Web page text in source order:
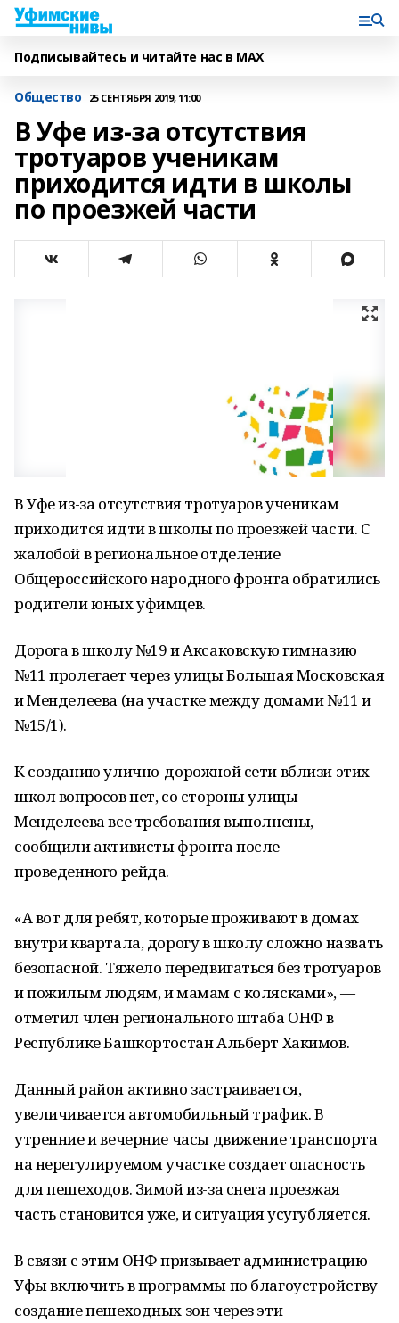
Подписывайтесь и читайте нас в MAX
Общество 25 СЕНТЯБРЯ 2019, 11:00
В Уфе из-за отсутствия
тротуаров ученикам
приходится идти в школы
по проезжей части
В Уфе из-за отсутствия тротуаров ученикам
приходится идти в школы по проезжей части. С
жалобой в региональное отделение
Общероссийского народного фронта обратились
родители юных уфимцев.
Дорога в школу №19 и Аксаковскую гимназию
№11 пролегает через улицы Большая Московская
и Менделеева (на участке между домами №11 и
№15/1).
К созданию улично-дорожной сети вблизи этих
школ вопросов нет, со стороны улицы
Менделеева все требования выполнены,
сообщили активисты фронта после
проведенного рейда.
«А вот для ребят, которые проживают в домах
внутри квартала, дорогу в школу сложно назвать
безопасной. Тяжело передвигаться без тротуаров
и пожилым людям, и мамам с колясками», —
отметил член регионального штаба ОНФ в
Республике Башкортостан Альберт Хакимов.
Данный район активно застраивается,
увеличивается автомобильный трафик. В
утренние и вечерние часы движение транспорта
на нерегулируемом участке создает опасность
для пешеходов. Зимой из-за снега проезжая
часть становится уже, и ситуация усугубляется.
В связи с этим ОНФ призывает администрацию
Уфы включить в программы по благоустройству
создание пешеходных зон через эти